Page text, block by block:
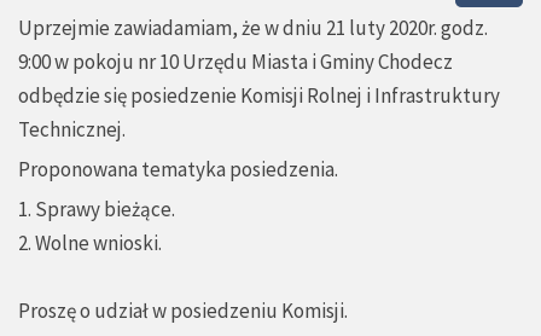
Uprzejmie zawiadamiam, że w dniu 21 luty 2020r. godz.
9:00 w pokoju nr 10 Urzędu Miasta i Gminy Chodecz
odbędzie się posiedzenie Komisji Rolnej i Infrastruktury
Technicznej.
Proponowana tematyka posiedzenia.
1. Sprawy bieżące.
2. Wolne wnioski.
Proszę o udział w posiedzeniu Komisji.